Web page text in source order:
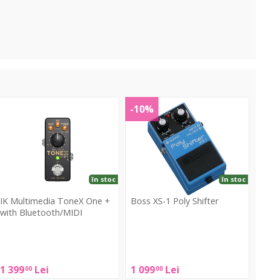
Bluetooth/MIDI
IK Multimedia ToneX One +
with Bluetooth/MIDI
1 39900 Lei
în stoc
ToneX
XS-
1
Shifter
Boss XS-1 Poly Shifter
1 09900 Lei
-10%
în stoc
Poly